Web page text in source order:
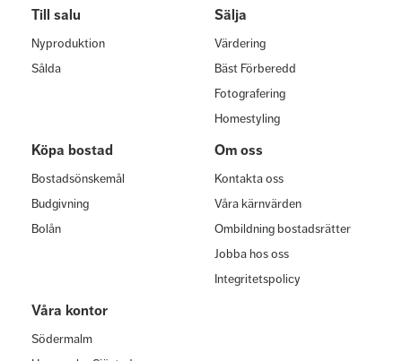
Till salu
Nyproduktion
Sålda
Sälja
Värdering
Bäst Förberedd
Fotografering
Homestyling
Köpa bostad
Bostadsönskemål
Budgivning
Bolån
Om oss
Kontakta oss
Våra kärnvärden
Ombildning bostadsrätter
Jobba hos oss
Integritetspolicy
Våra kontor
Södermalm